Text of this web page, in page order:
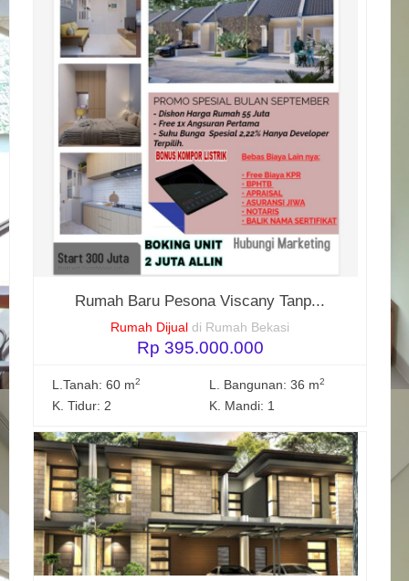
Rumah Baru Pesona Viscany Tanp...
Rumah Dijual di Rumah Bekasi
Rp 395.000.000
L.Tanah: 60 m2 L. Bangunan: 36 m2
K. Tidur: 2 K. Mandi: 1